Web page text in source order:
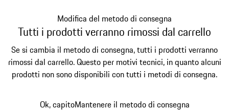
Modifica del metodo di consegna
Tutti i prodotti verranno rimossi dal carrello
Se si cambia il metodo di consegna, tutti i prodotti verranno
rimossi dal carrello. Questo per motivi tecnici, in quanto alcuni
prodotti non sono disponibili con tutti i metodi di consegna.
Ok, capitoMantenere il metodo di consegna